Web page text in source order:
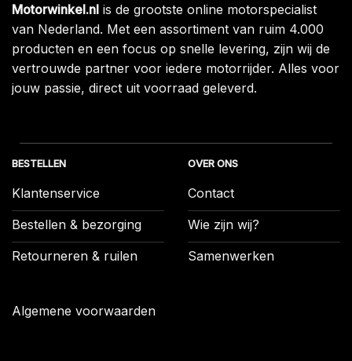
Motorwinkel.nl is de grootste online motorspecialist
van Nederland. Met een assortiment van ruim 4.000
producten en een focus op snelle levering, zijn wij de
vertrouwde partner voor iedere motorrijder. Alles voor
jouw passie, direct uit voorraad geleverd.
BESTELLEN
Klantenservice
Bestellen & bezorging
Retourneren & ruilen
Algemene voorwaarden
OVER ONS
Contact
Wie zijn wij?
Samenwerken